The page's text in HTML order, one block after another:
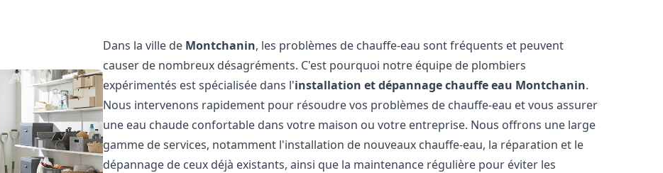
Dans la ville de Montchanin, les problèmes de chauffe-eau sont fréquents et peuvent
causer de nombreux désagréments. C'est pourquoi notre équipe de plombiers
expérimentés est spécialisée dans l'installation et dépannage chauffe eau Montchanin.
Nous intervenons rapidement pour résoudre vos problèmes de chauffe-eau et vous assurer
une eau chaude confortable dans votre maison ou votre entreprise. Nous offrons une large
gamme de services, notamment l'installation de nouveaux chauffe-eau, la réparation et le
dépannage de ceux déjà existants, ainsi que la maintenance régulière pour éviter les